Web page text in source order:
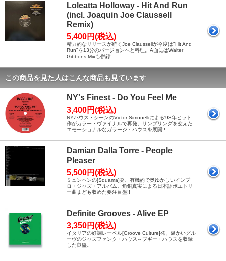
Loleatta Holloway - Hit And Run
(incl. Joaquin Joe Claussell
Remix)
5,400円(税込)
精力的なリリースが続くJoe Claussellが今度は"Hit And
Run"を13分のバージョンへと料理。A面にはWalter
Gibbons Mixも併録!
この商品を見た人はこんな商品も見ています
NY's Finest - Do You Feel Me
3,400円(税込)
NYハウス・シーンのVictor Simonelliによる'93年ヒット
作がカラー・ヴァイナルで再発。サンプリングを交えた
エモーショナルなガラージ・ハウスを展開!!
Damian Dalla Torre - People
Pleaser
5,500円(税込)
ミュンヘンの[Squama]発、有機的で奥ゆかしいインプ
ロ・ジャズ・アルバム。角銅真実による日本語ポエトリ
ー曲まども収めた要注目盤!!
Definite Grooves - Alive EP
3,350円(税込)
イタリアの好調レーベル[Groove Culture]発、温かいグル
ーヴのジャズファンク・ハウス～ブギー・ハウスを収録
した良盤。